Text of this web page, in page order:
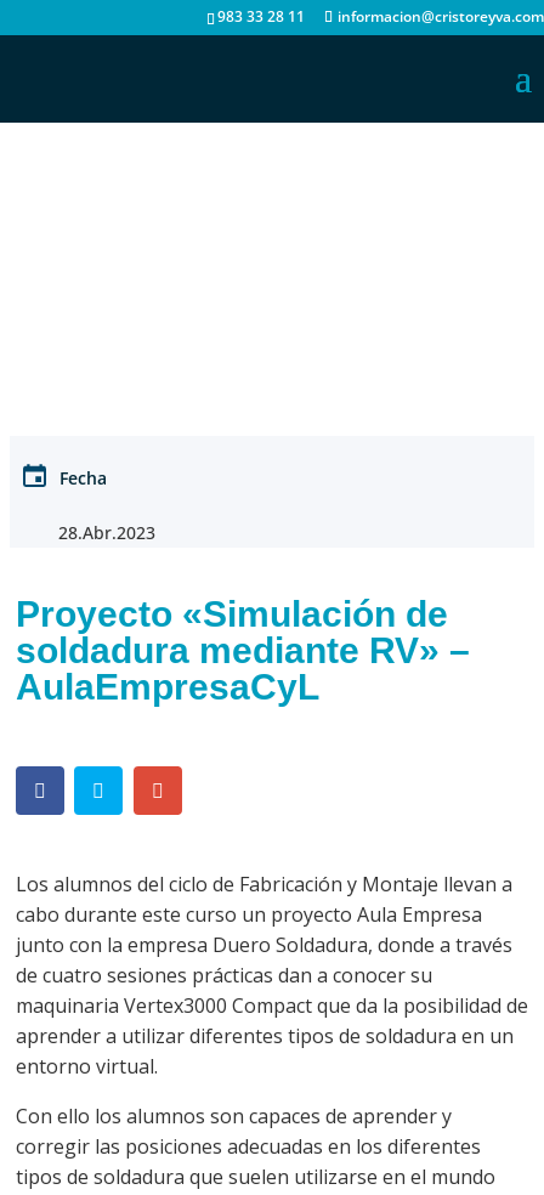
983 33 28 11 informacion@cristoreyva.com
Fecha
28.Abr.2023
Proyecto «Simulación de
soldadura mediante RV» –
AulaEmpresaCyL
Los alumnos del ciclo de Fabricación y Montaje llevan a
cabo durante este curso un proyecto Aula Empresa
junto con la empresa Duero Soldadura, donde a través
de cuatro sesiones prácticas dan a conocer su
maquinaria Vertex3000 Compact que da la posibilidad de
aprender a utilizar diferentes tipos de soldadura en un
entorno virtual.
Con ello los alumnos son capaces de aprender y
corregir las posiciones adecuadas en los diferentes
tipos de soldadura que suelen utilizarse en el mundo